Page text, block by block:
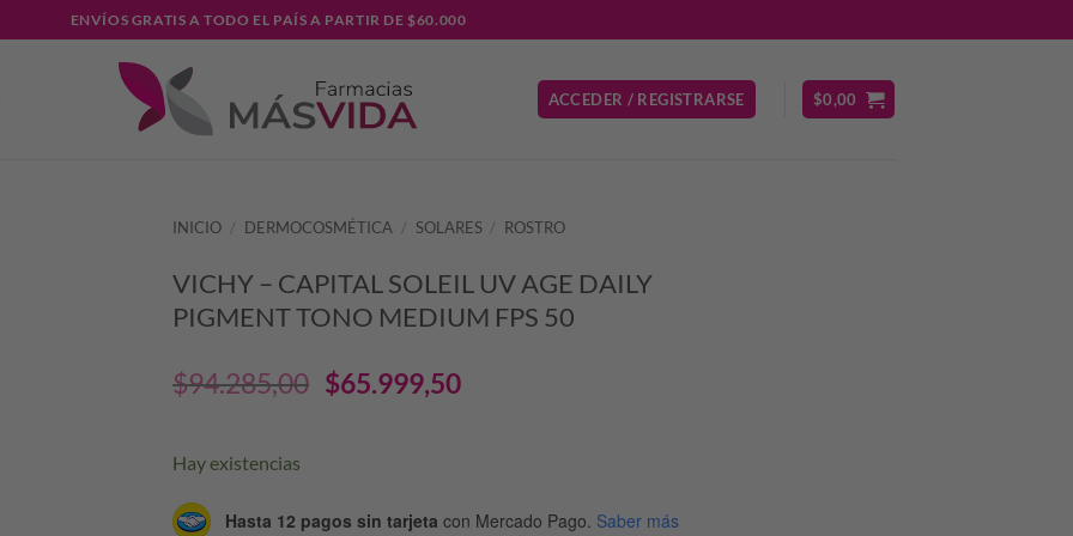
ENVÍOS GRATIS A TODO EL PAÍS A PARTIR DE $60.000
ACCEDER / REGISTRARSE $0,00
INICIO / DERMOCOSMÉTICA / SOLARES / ROSTRO
VICHY – CAPITAL SOLEIL UV AGE DAILY
PIGMENT TONO MEDIUM FPS 50
$94.285,00 El
original
$65.999,50El
actual
Hay existencias
Hasta 12 pagos sin tarjeta con Mercado Pago. Saber más